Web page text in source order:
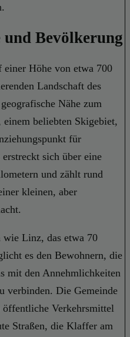
und Bevölkerung
Höhe von etwa 700
Landschaft des
Nähe zum
beliebten Skigebiet,
für
sich über eine
und zählt rund
kleinen, aber
wie Linz, das etwa 70
es den Bewohnern, die
mit den Annehmlichkeiten
verbinden. Die Gemeinde
Verkehrsmittel
Straßen, die Klaffer am